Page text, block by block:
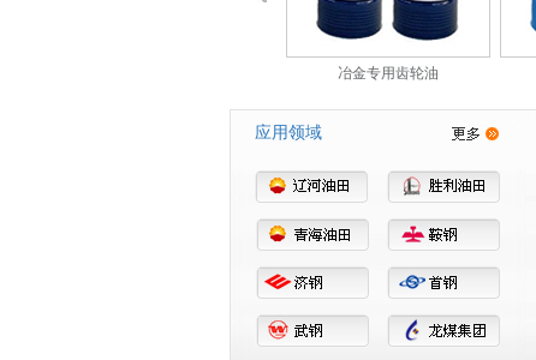
冶金专用齿轮油
应用领域